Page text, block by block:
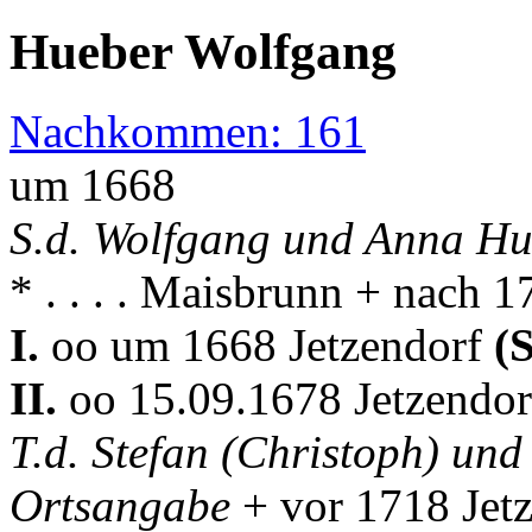
Hueber Wolfgang
Nachkommen: 161
um 1668
S.d. Wolfgang und Anna
* . . . . Maisbrunn + nach
I. oo um 1668 Jetzendorf
II. oo 15.09.1678
T.d. Stefan (Christoph)
Ortsangabe + vor 1718